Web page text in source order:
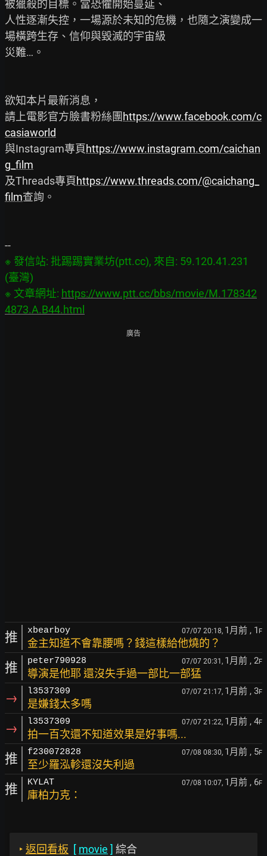
被獵殺的目標。當恐懼開始蔓延、
人性逐漸失控，一場源於未知的危機，也隨之演變成一
場橫跨生存、信仰與毀滅的宇宙級
災難…。
欲知本片最新消息，
請上電影官方臉書粉絲團 https://www.facebook.com/c
casiaworld
與Instagram專頁https://www.instagram.com/caichan
g_film
及Threads專頁https://www.threads.com/@caichang_
film查詢。
※ 發信站: 批踢踢實業坊(ptt.cc), 來自: 59.120.41.231
(臺灣)
※ 文章網址: https://www.ptt.cc/bbs/movie/M.178342
4873.A.B44.html
廣告
推 xbearboy 07/07 20:18, 1月前 , 1 F
金主知道不會靠腰嗎？錢這樣給他燒的？
推 peter790928 07/07 20:31, 1月前 , 2F
導演是他耶 還沒失手過一部比一部猛
→ l3537309 07/07 21:17, 1月前 , 3F
是嫌錢太多嗎
→ l3537309 07/07 21:22, 1月前 , 4F
拍一百次還不知道效果是好事嗎...
推 f230072828 07/08 08:30, 1月前 , 5F
至少羅泓軫還沒失利過
推 KYLAT 07/08 10:07, 1月前 , 6F
庫柏力克：
‣ 返回看板 [ movie ] 綜合